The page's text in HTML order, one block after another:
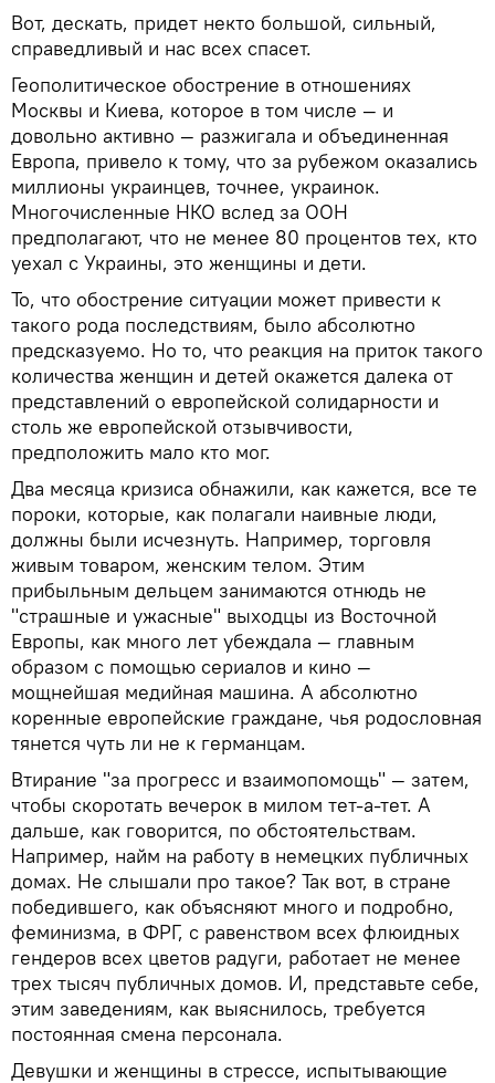
Вот, дескать, придет некто большой, сильный,
справедливый и нас всех спасет.
Геополитическое обострение в отношениях
Москвы и Киева, которое в том числе — и
довольно активно — разжигала и объединенная
Европа, привело к тому, что за рубежом оказались
миллионы украинцев, точнее, украинок.
Многочисленные НКО вслед за ООН
предполагают, что не менее 80 процентов тех, кто
уехал с Украины, это женщины и дети.
То, что обострение ситуации может привести к
такого рода последствиям, было абсолютно
предсказуемо. Но то, что реакция на приток такого
количества женщин и детей окажется далека от
представлений о европейской солидарности и
столь же европейской отзывчивости,
предположить мало кто мог.
Два месяца кризиса обнажили, как кажется, все те
пороки, которые, как полагали наивные люди,
должны были исчезнуть. Например, торговля
живым товаром, женским телом. Этим
прибыльным дельцем занимаются отнюдь не
"страшные и ужасные" выходцы из Восточной
Европы, как много лет убеждала — главным
образом с помощью сериалов и кино —
мощнейшая медийная машина. А абсолютно
коренные европейские граждане, чья родословная
тянется чуть ли не к германцам.
Втирание "за прогресс и взаимопомощь" — затем,
чтобы скоротать вечерок в милом тет-а-тет. А
дальше, как говорится, по обстоятельствам.
Например, найм на работу в немецких публичных
домах. Не слышали про такое? Так вот, в стране
победившего, как объясняют много и подробно,
феминизма, в ФРГ, с равенством всех флюидных
гендеров всех цветов радуги, работает не менее
трех тысяч публичных домов. И, представьте себе,
этим заведениям, как выяснилось, требуется
постоянная смена персонала.
Девушки и женщины в стрессе, испытывающие